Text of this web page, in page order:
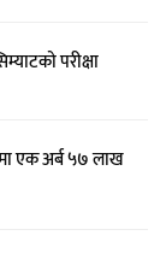
परीक्षा
एक अर्ब ५७ लाख